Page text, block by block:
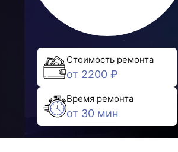
Стоимость ремонта
от 2200 ₽
Время ремонта
от 30 мин